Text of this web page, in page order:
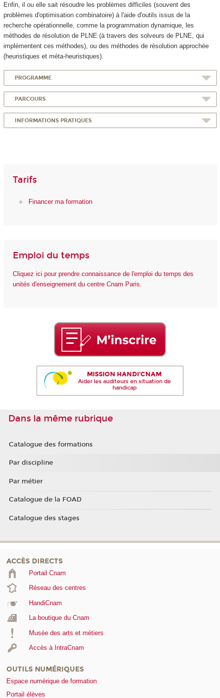
Enfin, il ou elle sait résoudre les problèmes difficiles (souvent des
problèmes d'optimisation combinatoire) à l'aide d'outils issus de la
recherche opérationnelle, comme la programmation dynamique, les
méthodes de résolution de PLNE (à travers des solveurs de PLNE, qui
implémentent ces méthodes), ou des méthodes de résolution approchée
(heuristiques et méta-heuristiques).
PROGRAMME
PARCOURS
INFORMATIONS PRATIQUES
Tarifs
Financer ma formation
Emploi du temps
Cliquez ici pour prendre connaissance de l'emploi du temps des
unités d'enseignement du centre Cnam Paris.
MISSION HANDI'CNAM
Aider les auditeurs en situation de
handicap
Dans la même rubrique
Catalogue des formations
Par discipline
Par métier
Catalogue de la FOAD
Catalogue des stages
ACCÈS DIRECTS
Portail Cnam
Réseau des centres
HandiCnam
La boutique du Cnam
Musée des arts et métiers
Accès à IntraCnam
OUTILS NUMÉRIQUES
Espace numérique de formation
Portail élèves